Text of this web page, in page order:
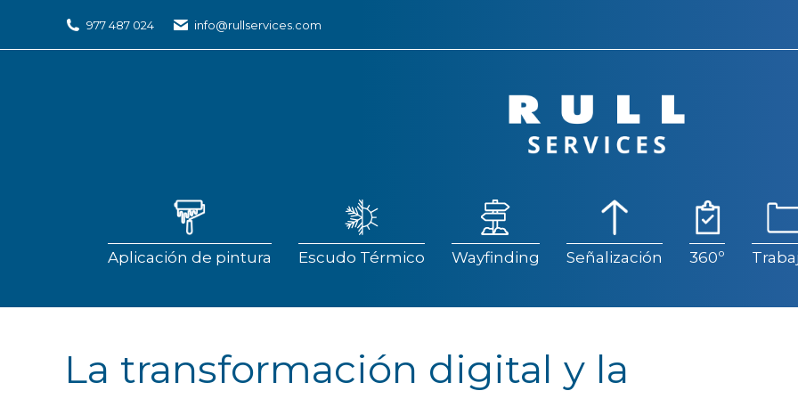
977 487 024 info@rullservices.com
Aplicación de pintura Escudo Térmico Wayfinding Señalización 360º
La transformación digital y la
Aplicación de pintura